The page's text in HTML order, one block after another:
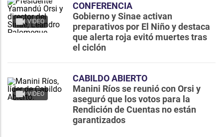
VIDEO
CONFERENCIA
Gobierno y Sinae activan
preparativos por El Niño y destaca
que alerta roja evitó muertes tras
el ciclón
VIDEO
CABILDO ABIERTO
Manini Ríos se reunió con Orsi y
aseguró que los votos para la
Rendición de Cuentas no están
garantizados